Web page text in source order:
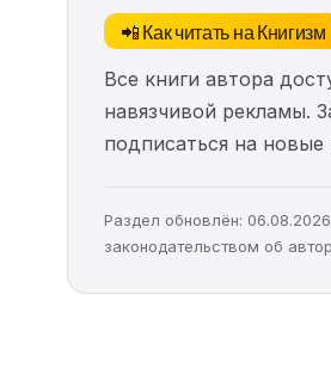
📲 Как читать на Книгизм
Все книги автора
навязчивой рекламы.
подписаться на
Раздел обновлён:
законодательством об